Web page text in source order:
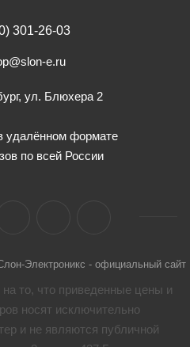
301-26-03
e.ru
ул. Блюхера 2
удалённом формате
по всей России
Электроникс - официальный сайт
то, что приведенные цены и
носят исключительно
и не являются публичной